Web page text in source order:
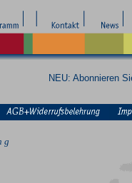
NEU: Abonnieren
g